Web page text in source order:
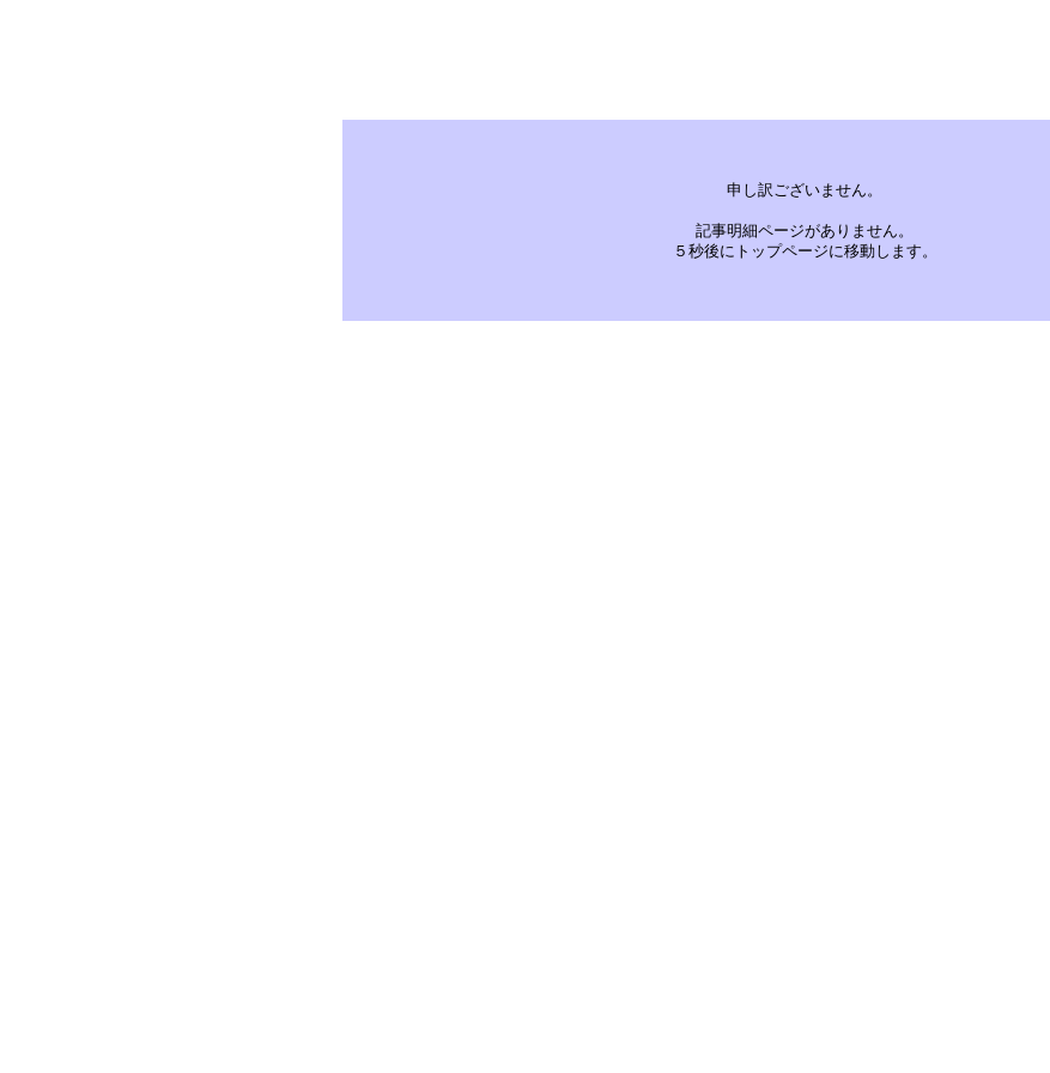
申し訳ございません。
記事明細ページがありません。
５秒後にトップページに移動します。